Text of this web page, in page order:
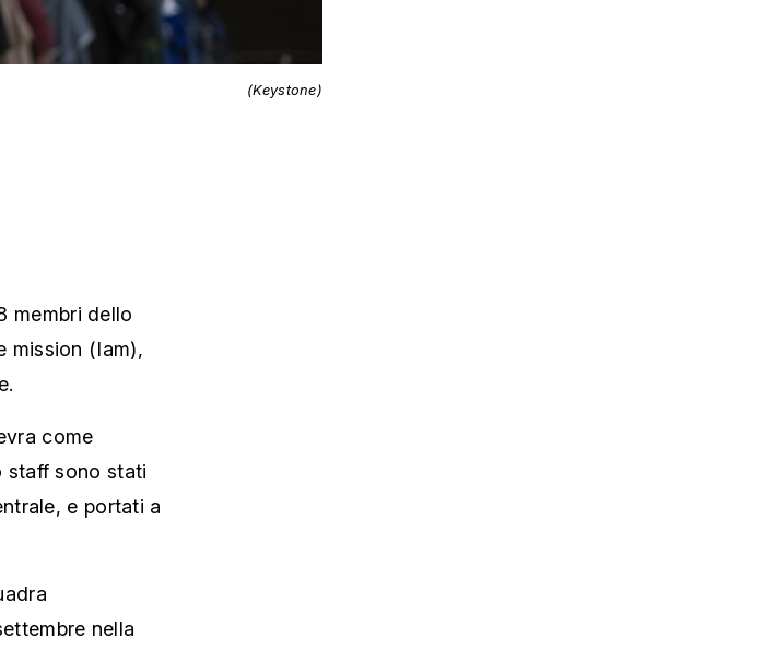
(Keystone)
membri dello
mission (Iam),
come
staff sono stati
e portati a
nella